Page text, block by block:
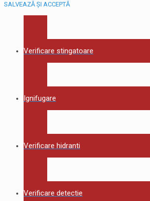
SALVEAZĂ ȘI ACCEPTĂ
Verificare stingatoare
Ignifugare
Verificare hidranti
Verificare detectie